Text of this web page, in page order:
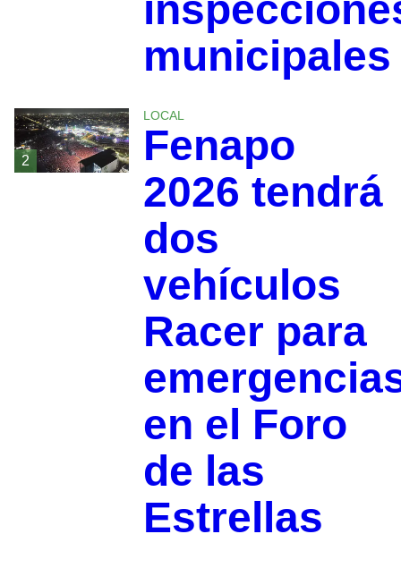
municipales
2
LOCAL
Fenapo
2026 tendrá
dos
vehículos
Racer para
en el Foro
de las
Estrellas